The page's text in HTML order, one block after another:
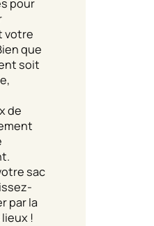
pour
votre
que
soit
de
sac
par la
!